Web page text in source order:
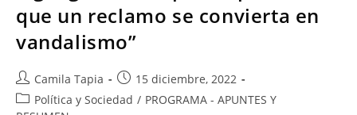
que un reclamo se convierta en
vandalismo”
Camila Tapia
15 diciembre, 2022
Política y Sociedad / PROGRAMA - APUNTES Y